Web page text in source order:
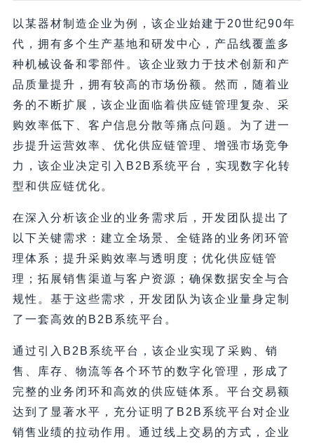
以某器材制造企业为例，该企业始建于20世纪90年
代，拥有多个生产基地和研发中心，产品线覆盖多
种机械设备和零部件。该企业致力于技术创新和产
品质量提升，拥有较高的市场份额。然而，随着业
务的不断扩展，该企业面临着供应链管理复杂、采
购效率低下、客户信息分散等痛点问题。为了进一
步提升运营效率、优化供应链管理、增强市场竞争
力，该企业决定引入B2B系统平台，实现数字化转
型和供应链优化。
在深入分析该企业的业务需求后，开发团队提出了
以下关键需求：建立全场景、全链路的业务闭环管
理体系；提升采购效率与透明度；优化供应链管
理；拓展销售渠道与客户资源；确保数据安全与合
规性。基于这些需求，开发团队为该企业量身定制
了一套高效的B2B系统平台。
通过引入B2B系统平台，该企业实现了采购、销
售、库存、物流等各个环节的数字化管理，形成了
完整的业务闭环和高效的供应链体系。平台交易额
达到了显著水平，充分证明了B2B系统平台对企业
销售业绩的拉动作用。通过线上交易的方式，企业